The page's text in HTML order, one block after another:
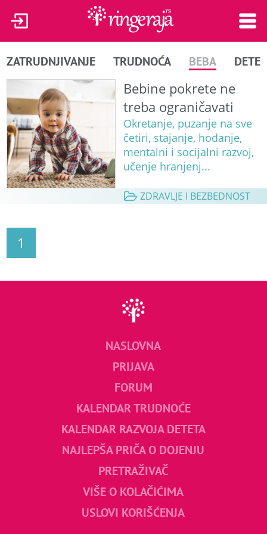
ZATRUDNJIVANJE TRUDNOĆA BEBA DETE
Bebine pokrete ne
treba ograničavati
Okretanje, puzanje na sve
četiri, stajanje, hodanje,
mentalni i socijalni razvoj,
učenje hranjenj...
ZDRAVLJE I BEZBEDNOST
1
NASLOVNA
PRIJAVA
FORUM
KALENDAR TRUDNOĆE
KALENDAR RAZVOJA DETETA
NAJLEPŠA PRIČA O DOJENJU
PRETRAŽIVAČ
VIŠE O KOLAČIĆIMA
USLOVI KORIŠĆENJA